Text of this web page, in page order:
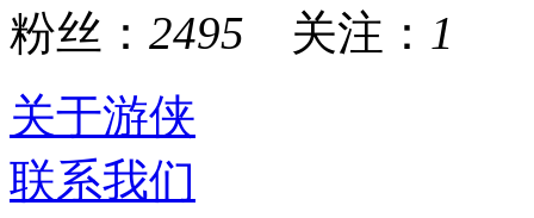
粉丝： 2495 关注： 1
关于游侠
联系我们